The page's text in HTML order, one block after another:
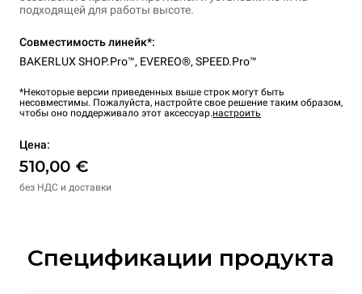
подходящей для работы высоте.
Совместимость линейк*:
BAKERLUX SHOP.Pro™, EVEREO®, SPEED.Pro™
*Некоторые версии приведенных выше строк могут быть
несовместимы. Пожалуйста, настройте свое решение таким образом,
чтобы оно поддерживало этот аксессуар.настроить
Цена:
510,00 €
без НДС и доставки
Спецификации продукта